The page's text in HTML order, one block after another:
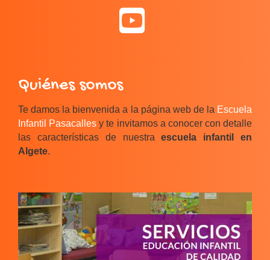
Quiénes somos
Te damos la bienvenida a la página web de la Escuela
Infantil Pasacalles y te invitamos a conocer con detalle
las características de nuestraescuela infantil en
Algete.